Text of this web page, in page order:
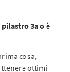
3a o è
cosa,
ottimi